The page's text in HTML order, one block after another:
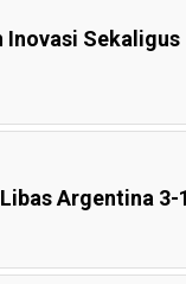
Inovasi Sekaligus
Argentina 3-1